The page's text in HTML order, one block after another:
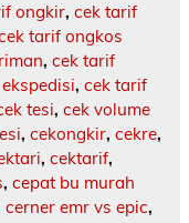
ongkir, cek tarif
tarif ongkos
, cek tarif
, cek tarif
tesi, cek volume
, cekongkir, cekre,
, cektarif,
, cepat bu murah
cerner emr vs epic,